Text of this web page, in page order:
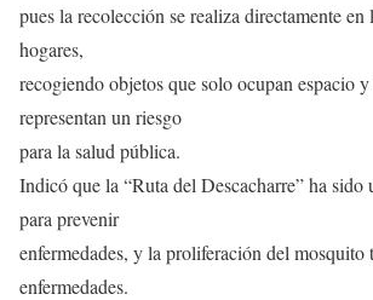
pues la recolección se realiza directamente en
hogares,
recogiendo objetos que solo ocupan espacio
representan un riesgo
para la salud pública.
Indicó que la “Ruta del Descacharre” ha sido
para prevenir
enfermedades, y la proliferación del mosquito
enfermedades.